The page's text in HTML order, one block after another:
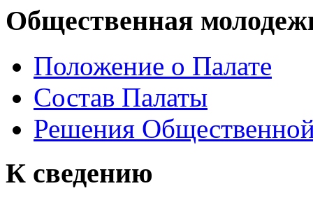
Общественная
Положение о Палате
Состав Палаты
Решения
К сведению